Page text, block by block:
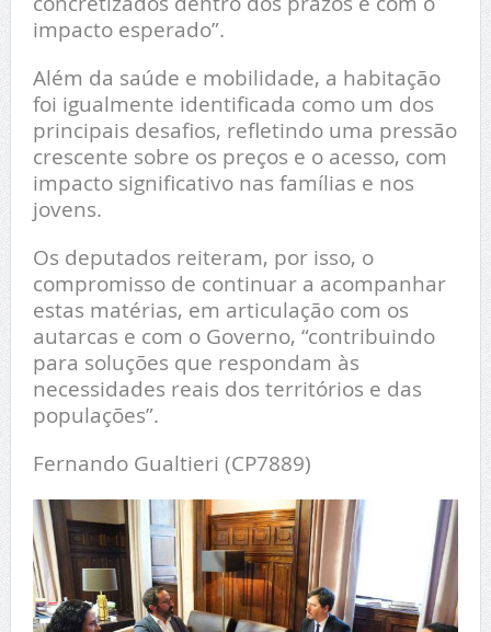
impacto esperado”.
Além da saúde e mobilidade, a habitação
foi igualmente identificada como um dos
principais desafios, refletindo uma pressão
crescente sobre os preços e o acesso, com
impacto significativo nas famílias e nos
jovens.
Os deputados reiteram, por isso, o
compromisso de continuar a acompanhar
estas matérias, em articulação com os
autarcas e com o Governo, “contribuindo
para soluções que respondam às
necessidades reais dos territórios e das
populações”.
Fernando Gualtieri (CP7889)